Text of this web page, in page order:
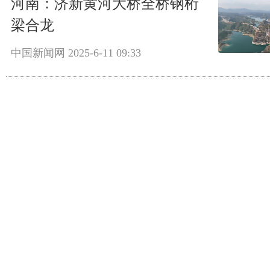
河南：济新黄河大桥全桥钢桁
梁合龙
中国新闻网 2025-6-11 09:33